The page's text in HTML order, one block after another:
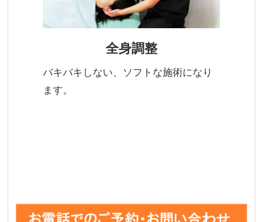
全身調整
バキバキしない、ソフトな施術になり
ます。